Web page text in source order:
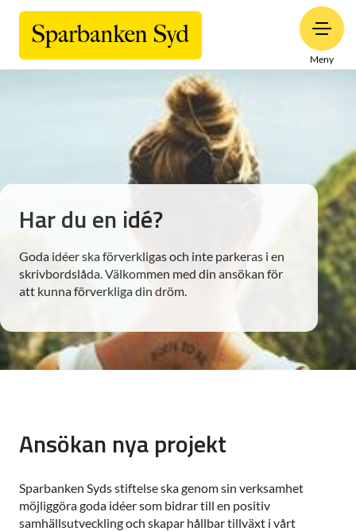
Meny
Har du en idé?
Goda idéer ska förverkligas och inte parkeras i en
skrivbordslåda. Välkommen med din ansökan för
att kunna förverkliga din dröm.
Ansökan nya projekt
Sparbanken Syds stiftelse ska genom sin verksamhet
möjliggöra goda idéer som bidrar till en positiv
samhällsutveckling och skapar hållbar tillväxt i vårt